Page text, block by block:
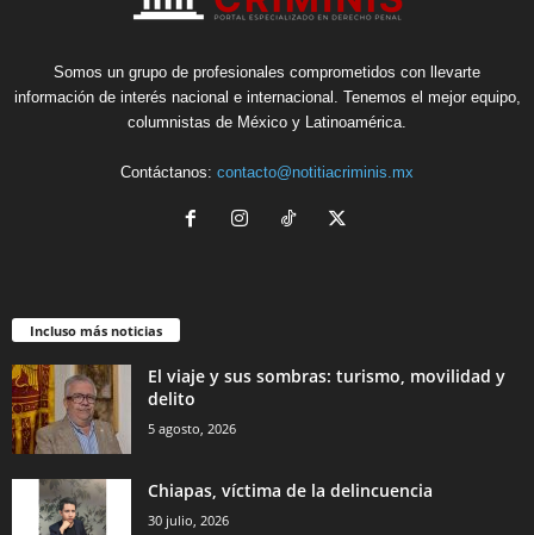
Somos un grupo de profesionales comprometidos con llevarte
información de interés nacional e internacional. Tenemos el mejor equipo,
columnistas de México y Latinoamérica.
Contáctanos: contacto@notitiacriminis.mx
Incluso más noticias
El viaje y sus sombras: turismo, movilidad y
delito
5 agosto, 2026
Chiapas, víctima de la delincuencia
30 julio, 2026